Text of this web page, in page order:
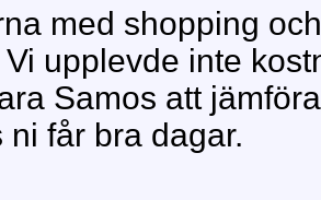
med shopping
Vi upplevde inte
Samos att
ni får bra dagar.